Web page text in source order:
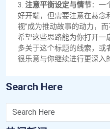
3. 注意平衡设定与情节：一
好开端，但需要注意在悬念
视”成为推动故事的动力，
希望这些思路能为你打开一
多关于这个标题的线索，或
很乐意与你继续进行更深入
Search Here